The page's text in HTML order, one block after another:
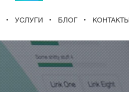
УСЛУГИ БЛОГ КОНТАКТЫ